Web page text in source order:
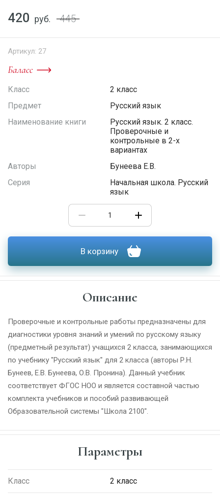
420 руб. 445
Артикул: 27
Баласс
Класс
2 класс
Предмет
Русский язык
Наименование книги
Русский язык. 2 класс.
Проверочные и
контрольные в 2-х
вариантах
Авторы
Бунеева Е.В.
Серия
Начальная школа. Русский
язык
В корзину
Описание
Проверочные и контрольные работы предназначены для
диагностики уровня знаний и умений по русскому языку
(предметный результат) учащихся 2 класса, занимающихся
по учебнику "Русский язык" для 2 класса (авторы Р.Н.
Бунеев, Е.В. Бунеева, О.В. Пронина). Данный учебник
соответствует ФГОС НОО и является составной частью
комплекта учебников и пособий развивающей
Образовательной системы "Школа 2100".
Параметры
Класс 2 класс